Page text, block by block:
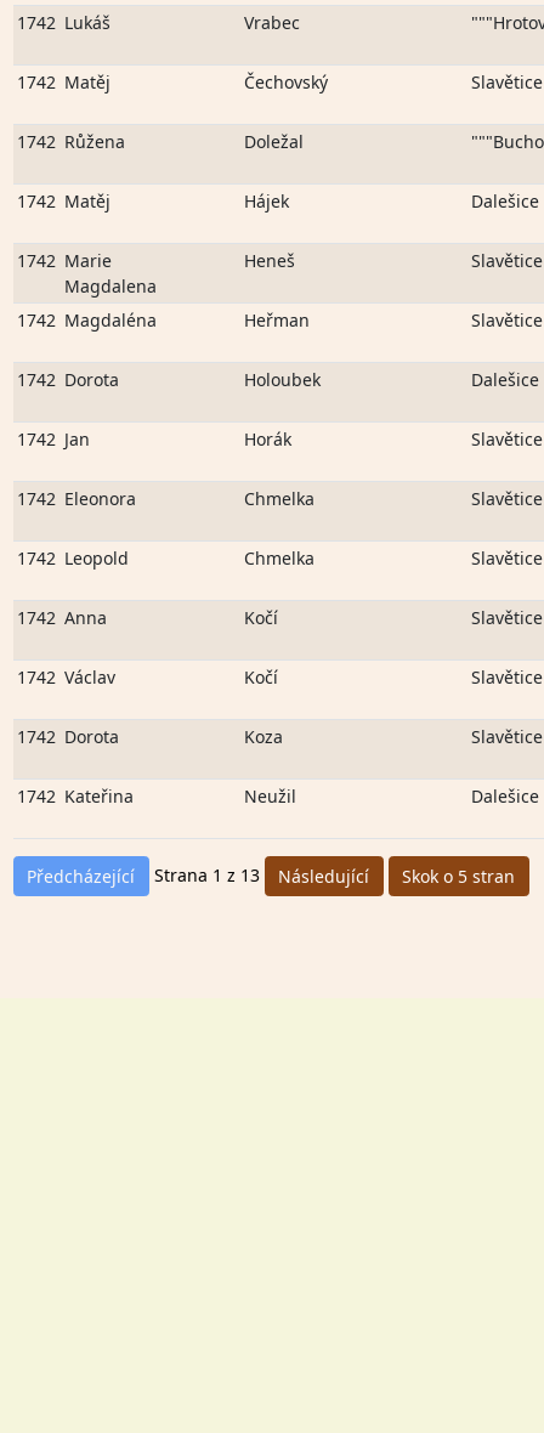
1742 Lukáš Vrabec
1742 Matěj Čechovský Slavětice
1742 Růžena Doležal
1742 Matěj Hájek Dalešice
1742 Marie
Magdalena
Heneš Slavětice
1742 Magdaléna Heřman Slavětice
1742 Dorota Holoubek Dalešice
1742 Jan Horák Slavětice
1742 Eleonora Chmelka Slavětice
1742 Leopold Chmelka Slavětice
1742 Anna Kočí Slavětice
1742 Václav Kočí Slavětice
1742 Dorota Koza Slavětice
1742 Kateřina Neužil Dalešice
Předcházející Strana 1 z 13 Následující Skok o 5 stran